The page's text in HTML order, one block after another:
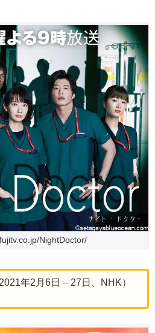
NightDoctor/
年2月6日 – 27日、NHK）